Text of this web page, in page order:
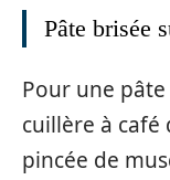
Pâte brisée
Pour une
cuillère à café
pincée de